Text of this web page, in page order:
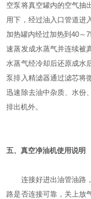
空泵将真空罐内的空气抽
用下，经过油入口管道进
加热罐内经过加热到40～
速蒸发成水蒸气并连续被
水蒸气经冷却后还原成水
泵排入精滤器通过滤芯将
迅速除去油中杂质、水份
排出机外。
五、真空净油机使用说明
连接好进出油管油路，
路是否连接可靠，关上放